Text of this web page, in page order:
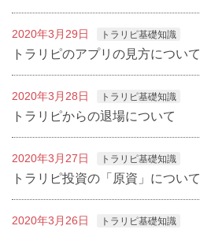
2020年3月29日 トラリピ基礎知識
トラリピのアプリの見方について
2020年3月28日 トラリピ基礎知識
トラリピからの退場について
2020年3月27日 トラリピ基礎知識
トラリピ投資の「原資」について
2020年3月26日 トラリピ基礎知識